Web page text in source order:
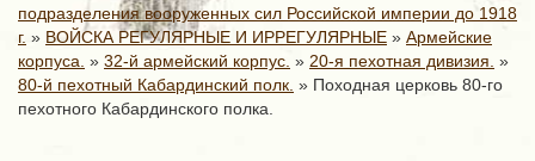
подразделения вооруженных сил Российской империи до 1918
г. » ВОЙСКА РЕГУЛЯРНЫЕ И ИРРЕГУЛЯРНЫЕ » Армейские
корпуса. » 32-й армейский корпус. » 20-я пехотная дивизия. »
80-й пехотный Кабардинский полк. » Походная церковь 80-го
пехотного Кабардинского полка.